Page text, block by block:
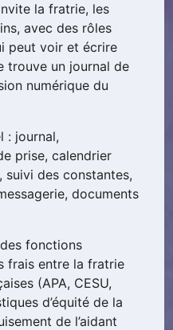
la fratrie, les
avec des rôles
peut voir et écrire
trouve un journal de
numérique du
: journal,
prise, calendrier
des constantes,
documents
fonctions
frais entre la fratrie
(APA, CESU,
d’équité de la
de l’aidant